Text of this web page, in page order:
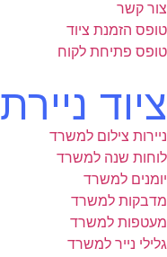
צור קשר
טופס הזמנת ציוד
טופס פתיחת לקוח
ציוד ניירת
ניירות צילום למשרד
לוחות שנה למשרד
יומנים למשרד
מדבקות למשרד
מעטפות למשרד
גלילי נייר למשרד